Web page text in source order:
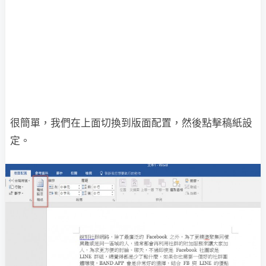
很簡單，我們在上面切換到版面配置，然後點擊稿紙設
定。